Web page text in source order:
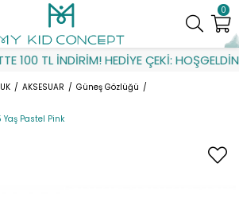
100 TL İNDİRİM! HEDİYE ÇEKİ: HOŞGELDİN
0
AKSESUAR Güneş Gözlüğü
Pastel Pink